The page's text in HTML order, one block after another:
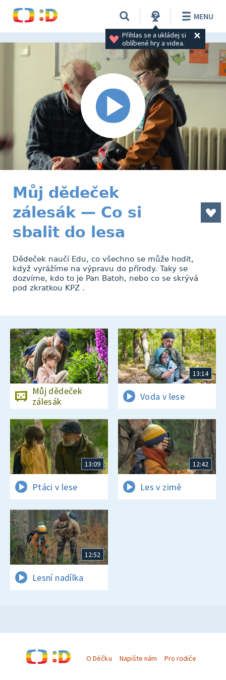
Přihlas se a ukládej si
oblíbené hry a videa.
MENU
Můj dědeček
zálesák — Co si
sbalit do lesa
Dědeček naučí Edu, co všechno se může hodit,
když vyrážíme na výpravu do přírody. Taky se
dozvíme, kdo to je Pan Batoh, nebo co se skrývá
pod zkratkou KPZ .
Můj dědeček
zálesák
13:14
Voda v lese
13:09
Ptáci v lese
12:42
Les v zimě
12:52
Lesní nadílka
O Déčku Napište nám Pro rodiče